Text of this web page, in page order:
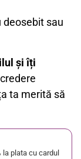
sau
și îți
ta merită să
plata cu cardul